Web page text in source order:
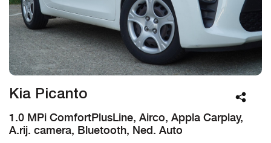
Kia Picanto
1.0 MPi ComfortPlusLine, Airco, Appla Carplay,
A.rij. camera, Bluetooth, Ned. Auto